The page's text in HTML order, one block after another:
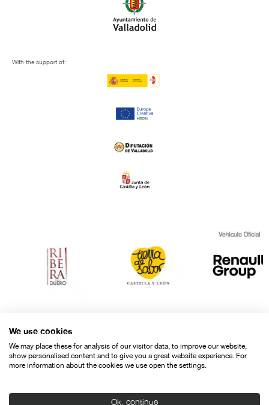
With the support of:
We use cookies
We may place these for analysis of our visitor data, to improve our website,
show personalised content and to give you a great website experience. For
more information about the cookies we use open the settings.
Ok, continue